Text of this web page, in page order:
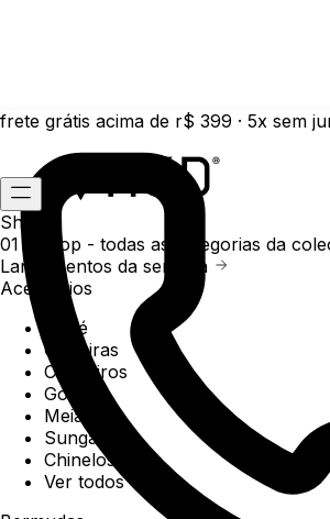
frete grátis acima de r$ 399 · 5x sem
Shop
01 /
Shop - todas as categorias da
Lançamentos da semana
Acessórios
Boné
Carteiras
Chaveiros
Gorros
Meias
Sunga
Chinelos
Ver todos